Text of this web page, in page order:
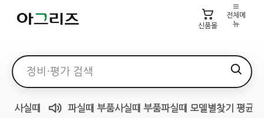
신품몰
전체메
뉴
검색어
사실때
매물무료듣기
파실때 부품사실때 부품파실때 모델별찾기 평균